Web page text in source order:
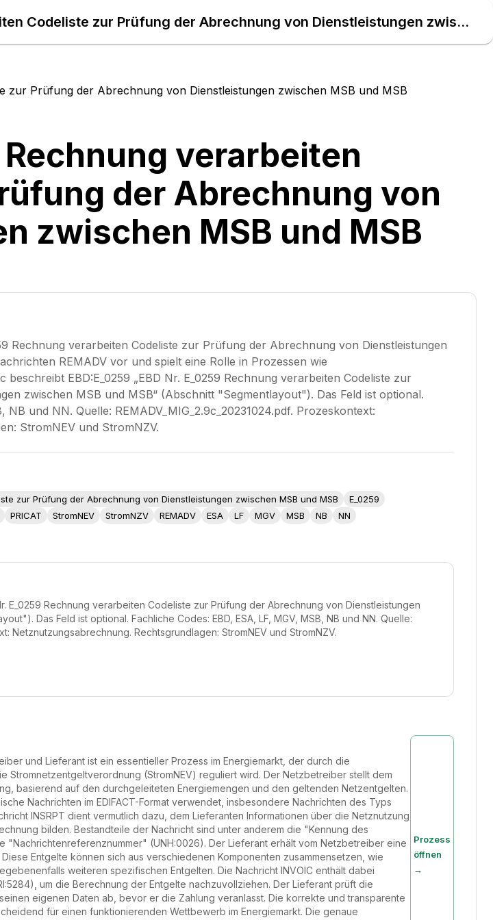
EBD Nr. E_0259 Rechnung verarbeiten Codeliste zur Prüfung der Abrechnung von Dienstleistungen zwischen MSB und MSB – Daten Atlas
zur Prüfung der Abrechnung von Dienstleistungen zwischen MSB und MSB
Rechnung verarbeiten
der Abrechnung von
zwischen MSB und MSB
Rechnung verarbeiten Codeliste zur Prüfung der Abrechnung von Dienstleistungen
REMADV vor und spielt eine Rolle in Prozessen wie
EBD:E_0259 „EBD Nr. E_0259 Rechnung verarbeiten Codeliste zur
zwischen MSB und MSB“ (Abschnitt "Segmentlayout"). Das Feld ist optional.
NB und NN. Quelle: REMADV_MIG_2.9c_20231024.pdf. Prozeskontext:
StromNEV und StromNZV.
zur Prüfung der Abrechnung von Dienstleistungen zwischen MSB und MSB
E_0259
PRICAT StromNEV StromNZV REMADV ESA LF MGV MSB NB NN
E_0259 Rechnung verarbeiten Codeliste zur Prüfung der Abrechnung von Dienstleistungen
Das Feld ist optional. Fachliche Codes: EBD, ESA, LF, MGV, MSB, NB und NN. Quelle:
Netznutzungsabrechnung. Rechtsgrundlagen: StromNEV und StromNZV.
und Lieferant ist ein essentieller Prozess im Energiemarkt, der durch die
Stromnetzentgeltverordnung (StromNEV) reguliert wird. Der Netzbetreiber stellt dem
basierend auf den durchgeleiteten Energiemengen und den geltenden Netzentgelten.
Nachrichten im EDIFACT-Format verwendet, insbesondere Nachrichten des Typs
INSRPT dient vermutlich dazu, dem Lieferanten Informationen über die Netznutzung
bilden. Bestandteile der Nachricht sind unter anderem die "Kennung des
"Nachrichtenreferenznummer" (UNH:0026). Der Lieferant erhält vom Netzbetreiber eine
Entgelte können sich aus verschiedenen Komponenten zusammensetzen, wie
weiteren spezifischen Entgelten. Die Nachricht INVOIC enthält dabei
um die Berechnung der Entgelte nachzuvollziehen. Der Lieferant prüft die
eigenen Daten ab, bevor er die Zahlung veranlasst. Die korrekte und transparente
für einen funktionierenden Wettbewerb im Energiemarkt. Die genaue
Prozess
öffnen
→